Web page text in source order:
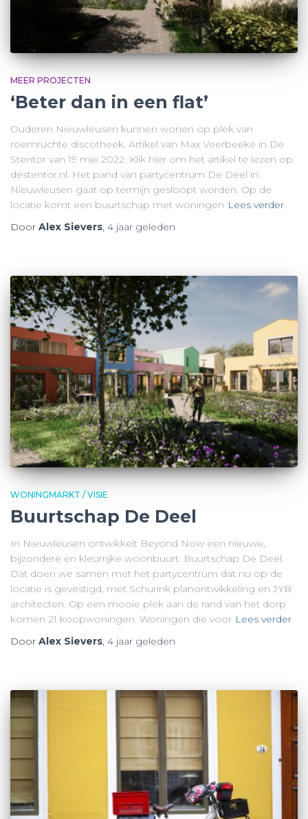
MEER PROJECTEN
‘Beter dan in een flat’
Ouderen Nieuwleusen kunnen wonen op plek van
roemruchte discotheek. Artikel van Max Veerbeeke in De
Stentor van 19 mei 2022. Klik hier om het artikel te lezen op
destentor.nl. Het pand van partycentrum De Deel in
Nieuwleusen gaat op termijn gesloopt worden. Op de
locatie komt een buurtschap met woningen Lees verder
Door Alex Sievers, 4 jaar geleden
WONINGMARKT / VISIE
Buurtschap De Deel
In Nieuwleusen ontwikkelt Beyond Now een nieuwe,
bijzondere en kleurrijke woonbuurt: Buurtschap De Deel.
Dat doen we samen met het partycentrum dat nu op de
locatie is gevestigd, met Schurink planontwikkeling en JYB
architecten. Op een mooie plek aan de rand van het dorp
komen 21 koopwoningen. Woningen die voor Lees verder
Door Alex Sievers, 4 jaar geleden